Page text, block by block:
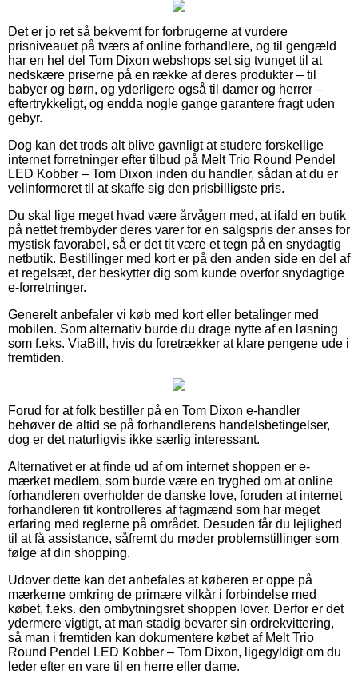
Det er jo ret så bekvemt for forbrugerne at vurdere
prisniveauet på tværs af online forhandlere, og til gengæld
har en hel del Tom Dixon webshops set sig tvunget til at
nedskære priserne på en række af deres produkter – til
babyer og børn, og yderligere også til damer og herrer –
eftertrykkeligt, og endda nogle gange garantere fragt uden
gebyr.
Dog kan det trods alt blive gavnligt at studere forskellige
internet forretninger efter tilbud på Melt Trio Round Pendel
LED Kobber – Tom Dixon inden du handler, sådan at du er
velinformeret til at skaffe sig den prisbilligste pris.
Du skal lige meget hvad være årvågen med, at ifald en butik
på nettet frembyder deres varer for en salgspris der anses for
mystisk favorabel, så er det tit være et tegn på en snydagtig
netbutik. Bestillinger med kort er på den anden side en del af
et regelsæt, der beskytter dig som kunde overfor snydagtige
e-forretninger.
Generelt anbefaler vi køb med kort eller betalinger med
mobilen. Som alternativ burde du drage nytte af en løsning
som f.eks. ViaBill, hvis du foretrækker at klare pengene ude i
fremtiden.
Forud for at folk bestiller på en Tom Dixon e-handler
behøver de altid se på forhandlerens handelsbetingelser,
dog er det naturligvis ikke særlig interessant.
Alternativet er at finde ud af om internet shoppen er e-
mærket medlem, som burde være en tryghed om at online
forhandleren overholder de danske love, foruden at internet
forhandleren tit kontrolleres af fagmænd som har meget
erfaring med reglerne på området. Desuden får du lejlighed
til at få assistance, såfremt du møder problemstillinger som
følge af din shopping.
Udover dette kan det anbefales at køberen er oppe på
mærkerne omkring de primære vilkår i forbindelse med
købet, f.eks. den ombytningsret shoppen lover. Derfor er det
ydermere vigtigt, at man stadig bevarer sin ordrekvittering,
så man i fremtiden kan dokumentere købet af Melt Trio
Round Pendel LED Kobber – Tom Dixon, ligegyldigt om du
leder efter en vare til en herre eller dame.